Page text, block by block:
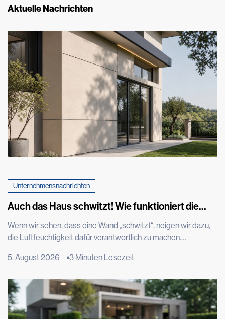
Aktuelle Nachrichten
Unternehmensnachrichten
Auch das Haus schwitzt! Wie funktioniert die
Wenn wir sehen, dass eine Wand „schwitzt“, neigen wir dazu,
die Luftfeuchtigkeit dafür verantwortlich zu machen.
Ursprung viel tiefer, nämlich im Boden, auf dem das Gebäude
als kapillare Feuchtigkeitsaufstieg bezeichnet wird und im
Laufe der Zeit Mauerwerk und Putz beschädigen kann. Das
Phänomen, das äußerst […]
5. August 2026 3 Minuten Lesezeit